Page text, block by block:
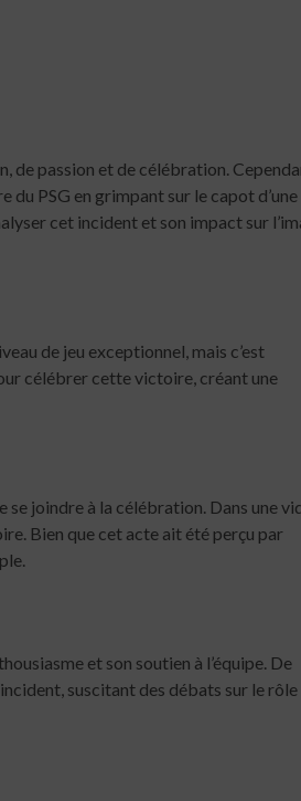
de passion et de célébration.
PSG en grimpant sur le capot d’une
cet incident et son impact sur
de jeu exceptionnel, mais c’est
célébrer cette victoire, créant une
se joindre à la célébration. Dans une
Bien que cet acte ait été perçu par
et son soutien à l’équipe. De
suscitant des débats sur le rôle